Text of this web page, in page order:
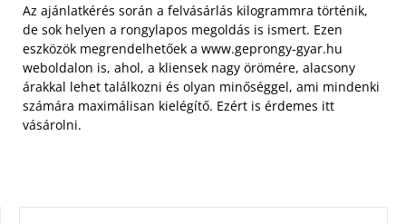
Az ajánlatkérés során a felvásárlás kilogrammra történik,
de sok helyen a rongylapos megoldás is ismert. Ezen
eszközök megrendelhetőek a www.geprongy-gyar.hu
weboldalon is, ahol, a kliensek nagy örömére, alacsony
árakkal lehet találkozni és olyan minőséggel, ami mindenki
számára maximálisan kielégítő. Ezért is érdemes itt
vásárolni.